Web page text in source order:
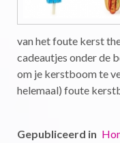
van het foute kerst
cadeautjes onder de
om je kerstboom te
helemaal) foute
Gepubliceerd in